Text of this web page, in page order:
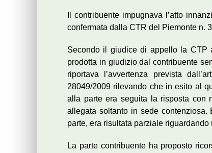
Il contribuente impugnava l’atto
confermata dalla CTR del Piemonte n.
Secondo il giudice di appello la CTP
prodotta in giudizio dal contribuente
riportava l’avvertenza prevista
28049/2009 rilevando che in esito al
alla parte era seguita la risposta con
allegata soltanto in sede contenziosa.
parte, era risultata parziale
La parte contribuente ha proposto